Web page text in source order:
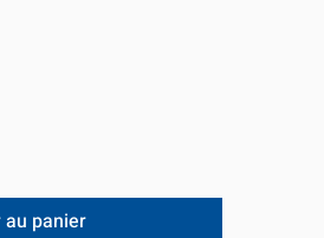
panier